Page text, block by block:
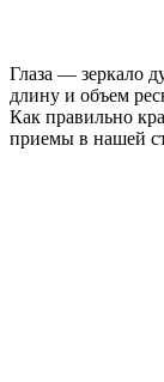
Глаза — зеркало
длину и объем
Как правильно
приемы в нашей